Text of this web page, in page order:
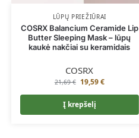
LŪPŲ PRIEŽIŪRAI
COSRX Balancium Ceramide Lip
Butter Sleeping Mask – lūpų
kaukė nakčiai su keramidais
COSRX
21,69€ 19,59€
Į krepšelį